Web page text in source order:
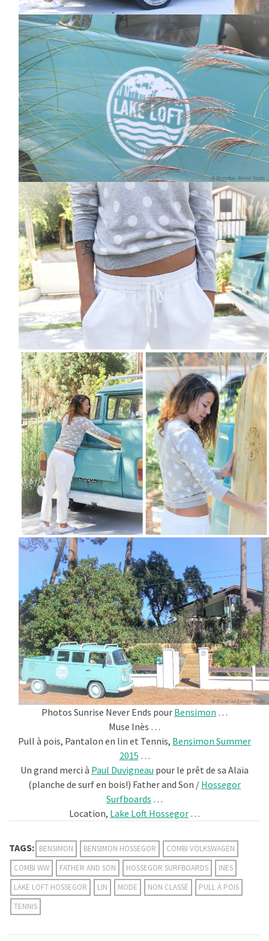
Photos Sunrise Never Ends pour Bensimon …
Muse Inès …
Pull à pois, Pantalon en lin et Tennis, Bensimon Summer
2015 …
Un grand merci à Paul Duvigneau pour le prêt de sa Alaïa
(planche de surf en bois!) Father and Son / Hossegor
Surfboards …
Location, Lake Loft Hossegor …
TAGS: BENSIMON BENSIMON HOSSEGOR
COMBI VOLKSWAGEN
COMBI WW
FATHER AND SON HOSSEGOR SURFBOARDS
INES
LAKE LOFT HOSSEGOR
LIN MODE NON CLASSÉ
PULL À POIS
TENNIS